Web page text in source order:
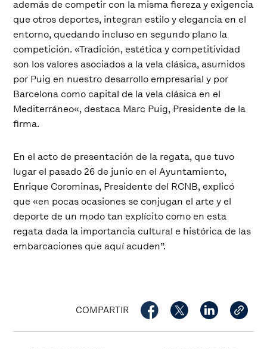
además de competir con la misma fiereza y exigencia
que otros deportes, integran estilo y elegancia en el
entorno, quedando incluso en segundo plano la
competición. «Tradición, estética y competitividad
son los valores asociados a la vela clásica, asumidos
por Puig en nuestro desarrollo empresarial y por
Barcelona como capital de la vela clásica en el
Mediterráneo«, destaca Marc Puig, Presidente de la
firma.
En el acto de presentación de la regata, que tuvo
lugar el pasado 26 de junio en el Ayuntamiento,
Enrique Corominas, Presidente del RCNB, explicó
que «en pocas ocasiones se conjugan el arte y el
deporte de un modo tan explícito como en esta
regata dada la importancia cultural e histórica de las
embarcaciones que aquí acuden”.
COMPARTIR